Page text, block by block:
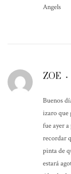
Angels
ZOE •
Buenos
izaro que
fue ayer
recordar
pinta de
estará